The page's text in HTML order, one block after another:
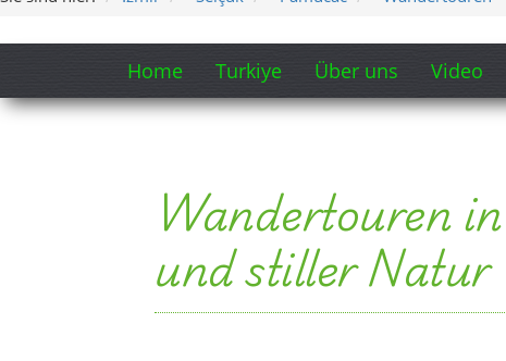
Home Turkiye Über uns Video
Wandertouren
und stiller Natur